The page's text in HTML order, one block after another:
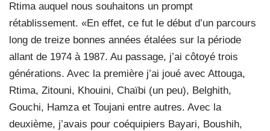
Rtima auquel nous souhaitons un prompt
rétablissement. «En effet, ce fut le début d’un parcours
long de treize bonnes années étalées sur la période
allant de 1974 à 1987. Au passage, j’ai côtoyé trois
générations. Avec la première j’ai joué avec Attouga,
Rtima, Zitouni, Khouini, Chaïbi (un peu), Belghith,
Gouchi, Hamza et Toujani entre autres. Avec la
deuxième, j’avais pour coéquipiers Bayari, Boushih,